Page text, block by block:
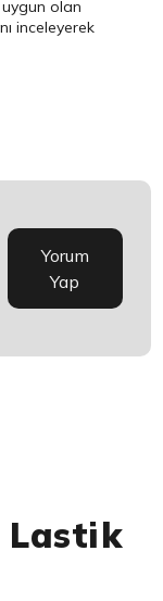
uygun olan
inceleyerek
Yorum
Yap
Lastik